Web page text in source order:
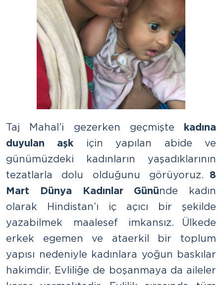
Taj Mahal’i gezerken geçmişte kadına
duyulan aşk için yapılan abide ve
günümüzdeki kadınların yaşadıklarının
tezatlarla dolu olduğunu görüyoruz. 8
Mart Dünya Kadınlar Gününde kadın
olarak Hindistan’ı iç açıcı bir şekilde
yazabilmek maalesef imkansız. Ülkede
erkek egemen ve ataerkil bir toplum
yapısı nedeniyle kadınlara yoğun baskılar
hakimdir. Evliliğe de boşanmaya da aileler